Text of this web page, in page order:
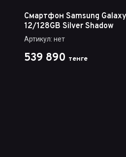
Смартфон Samsung
12/128GB Silver Shadow
Артикул: нет
539 890 тенге